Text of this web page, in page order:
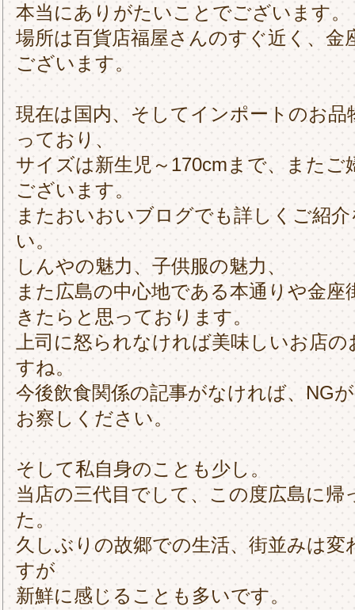
本当にありがたいことでございます。
場所は百貨店福屋さんのすぐ近く、金
ございます。
現在は国内、そしてインポートのお品
っており、
サイズは新生児～170cmまで、またご
ございます。
またおいおいブログでも詳しくご紹
い。
しんやの魅力、子供服の魅力、
また広島の中心地である本通りや金座
きたらと思っております。
上司に怒られなければ美味しいお店
すね。
今後飲食関係の記事がなければ、NG
お察しください。
そして私自身のことも少し。
当店の三代目でして、この度広島に帰
た。
久しぶりの故郷での生活、街並みは変
すが
新鮮に感じることも多いです。